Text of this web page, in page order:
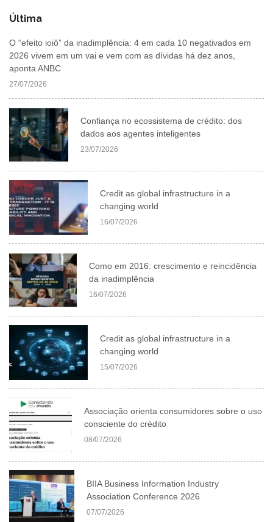
Última
O “efeito ioiô” da inadimplência: 4 em cada 10 negativados em
2026 vivem em um vai e vem com as dívidas há dez anos,
aponta ANBC
27/07/2026
Confiança no ecossistema de crédito: dos
dados aos agentes inteligentes
23/07/2026
Credit as global infrastructure in a
changing world
16/07/2026
Como em 2016: crescimento e reincidência
da inadimplência
16/07/2026
Credit as global infrastructure in a
changing world
15/07/2026
Associação orienta consumidores sobre o uso
consciente do crédito
08/07/2026
BIIA Business Information Industry
Association Conference 2026
07/07/2026